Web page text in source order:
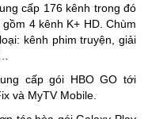
cấp 176 kênh trong đó
4 kênh K+ HD. Chùm
kênh phim truyện, giải
cấp gói HBO GO tới
và MyTV Mobile.